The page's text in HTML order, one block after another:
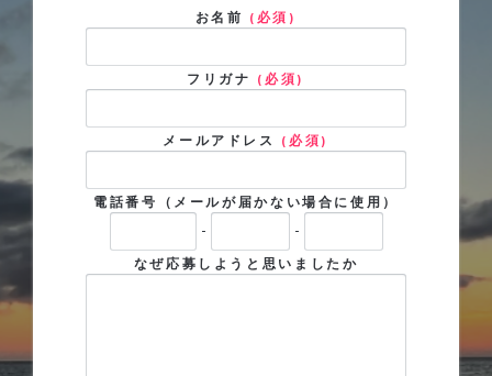
お名前 (必須)
フリガナ (必須)
メールアドレス (必須)
電話番号（メールが届かない場合に使用）
- -
なぜ応募しようと思いましたか